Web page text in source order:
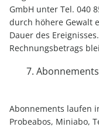
GmbH unter Tel. 040
durch höhere Gewalt
Dauer des
Rechnungsbetrags
7.
Abonnements laufen
Probeabos, Miniabo,